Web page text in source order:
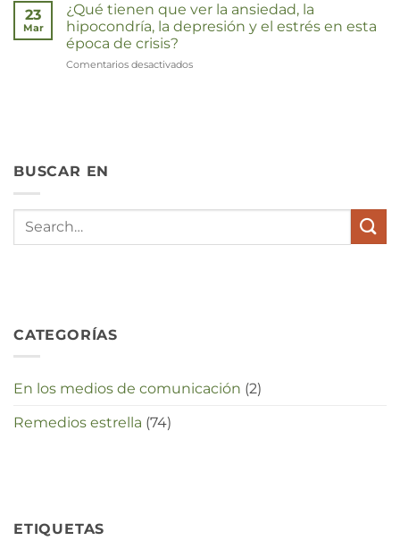
23
Mar
¿Qué tienen que ver la ansiedad, la
hipocondría, la depresión y el estrés en esta
época de crisis?
Comentarios desactivados
in
BUSCAR EN
CATEGORÍAS
En los medios de comunicación (2)
Remedios estrella (74)
ETIQUETAS